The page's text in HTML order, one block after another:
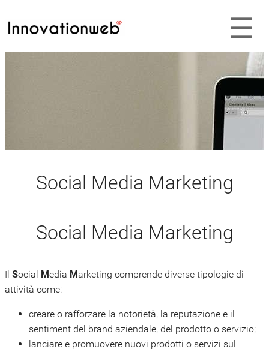
Social Media Marketing
Social Media Marketing
Il Social Media Marketing comprende diverse tipologie di
attività come:
creare o rafforzare la notorietà, la reputazione e il
sentiment del brand aziendale, del prodotto o servizio;
lanciare e promuovere nuovi prodotti o servizi sul